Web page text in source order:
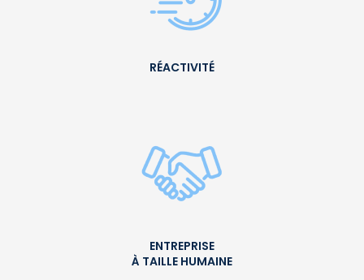
RÉACTIVITÉ
ENTREPRISE
À TAILLE HUMAINE